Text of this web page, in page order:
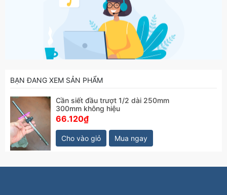
BẠN ĐANG XEM SẢN PHẨM
Cần siết đầu trượt 1/2 dài 250mm
300mm không hiệu
66.120₫
Cho vào giỏ Mua ngay